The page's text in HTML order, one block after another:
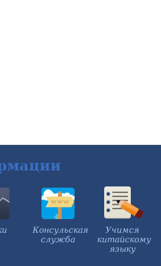
Консульская
служба
Учимся
китайскому
языку